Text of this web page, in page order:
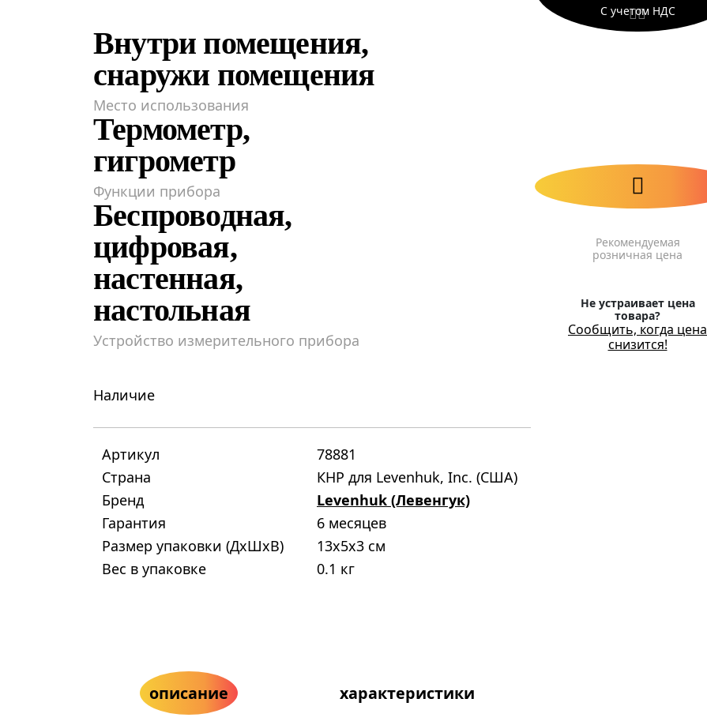
С учетом НДС
Рекомендуемая
розничная цена
Не устраивает цена
товара?
Сообщить, когда цена
снизится!
Внутри помещения,
снаружи помещения
Место использования
Термометр,
гигрометр
Функции прибора
Беспроводная,
цифровая,
настенная,
настольная
Устройство измерительного прибора
Наличие
Артикул
78881
Страна
КНР для Levenhuk, Inc. (США)
Бренд
Levenhuk (Левенгук)
Гарантия
6 месяцев
Размер упаковки (ДxШxВ)
13x5x3 см
Вес в упаковке
0.1 кг
описание характеристики